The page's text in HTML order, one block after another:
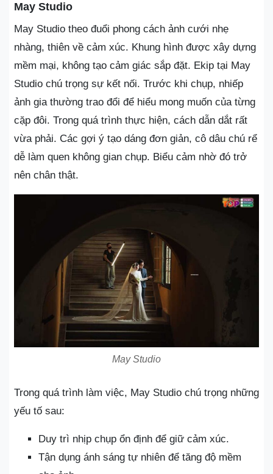
May Studio
May Studio theo đuổi phong cách ảnh cưới nhẹ
nhàng, thiên về cảm xúc. Khung hình được xây dựng
mềm mại, không tạo cảm giác sắp đặt. Ekip tại May
Studio chú trọng sự kết nối. Trước khi chụp, nhiếp
ảnh gia thường trao đổi để hiểu mong muốn của từng
cặp đôi. Trong quá trình thực hiện, cách dẫn dắt rất
vừa phải. Các gợi ý tạo dáng đơn giản, cô dâu chú rể
dễ làm quen không gian chụp. Biểu cảm nhờ đó trở
nên chân thật.
May Studio
Trong quá trình làm việc, May Studio chú trọng những
yếu tố sau:
Duy trì nhịp chụp ổn định để giữ cảm xúc.
Tận dụng ánh sáng tự nhiên để tăng độ mềm